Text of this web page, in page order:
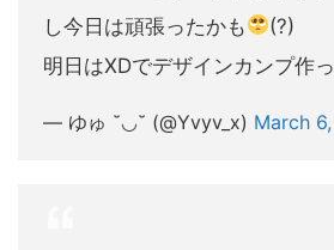
し今日は頑張ったかも
(?)
明日はXDでデザインカンプ作
— ゆゅ ˘◡˘ (@Yvyv_x) March